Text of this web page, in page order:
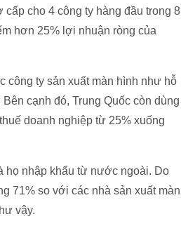
cho 4 công ty hàng đầu trong 8
hơn 25% lợi nhuận ròng của
công ty sản xuất màn hình như hỗ
cạnh đó, Trung Quốc còn dùng
doanh nghiệp từ 25% xuống
họ nhập khẩu từ nước ngoài. Do
71% so với các nhà sản xuất màn
vậy.